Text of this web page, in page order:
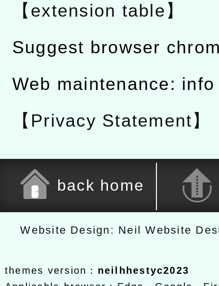
【extension table】
Suggest browser
Web maintenance:
【Privacy Statement】
back home
Website Design: Neil Website
themes version： neilhhestyc2023